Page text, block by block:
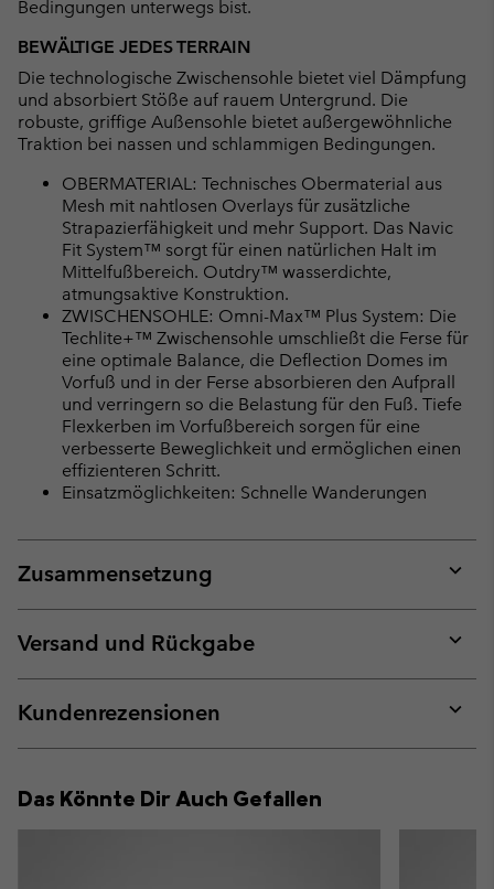
Bedingungen unterwegs bist.
BEWÄLTIGE JEDES TERRAIN
Die technologische Zwischensohle bietet viel Dämpfung
und absorbiert Stöße auf rauem Untergrund. Die
robuste, griffige Außensohle bietet außergewöhnliche
Traktion bei nassen und schlammigen Bedingungen.
OBERMATERIAL: Technisches Obermaterial aus
Mesh mit nahtlosen Overlays für zusätzliche
Strapazierfähigkeit und mehr Support. Das Navic
Fit System™ sorgt für einen natürlichen Halt im
Mittelfußbereich. Outdry™ wasserdichte,
atmungsaktive Konstruktion.
ZWISCHENSOHLE: Omni-Max™ Plus System: Die
Techlite+™ Zwischensohle umschließt die Ferse für
eine optimale Balance, die Deflection Domes im
Vorfuß und in der Ferse absorbieren den Aufprall
und verringern so die Belastung für den Fuß. Tiefe
Flexkerben im Vorfußbereich sorgen für eine
verbesserte Beweglichkeit und ermöglichen einen
effizienteren Schritt.
Einsatzmöglichkeiten: Schnelle Wanderungen
Zusammensetzung
or
Versand und Rückgabe
or
Kundenrezensionen
or
Das Könnte Dir Auch Gefallen